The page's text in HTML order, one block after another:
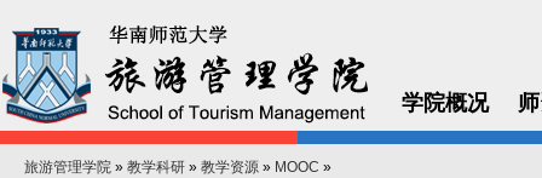
学院概况
旅游管理学院 » 教学科研 » 教学资源 » MOOC »